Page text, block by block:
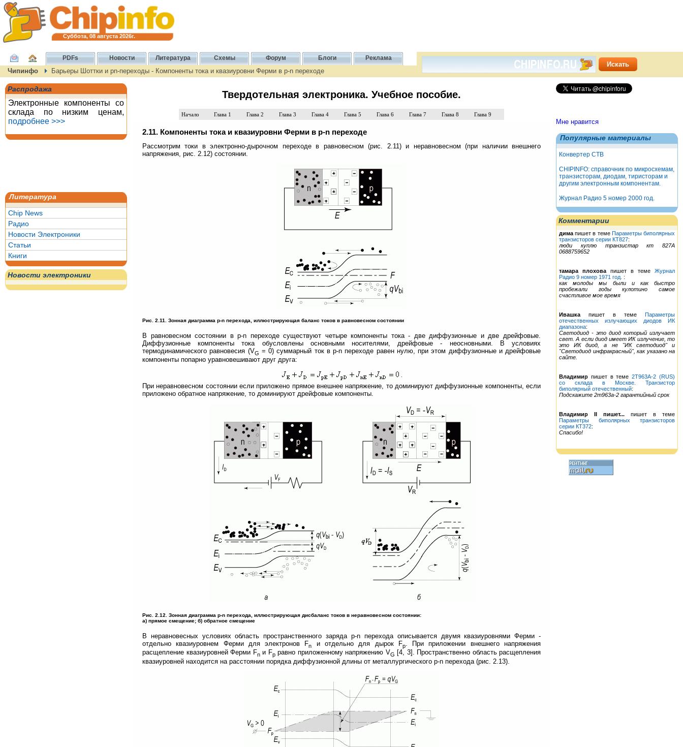
Суббота, 08 августа 2026г.
PDFs Новости Литература Схемы Форум Блоги Реклама
Чипинфо Барьеры Шоттки и pn-переходы - Компоненты тока и квазиуровни Ферми в р-n переходе
Распродажа
Электронные компоненты со
склада по низким ценам,
подробнее >>>
Литература
Chip News
Радио
Новости Электроники
Статьи
Книги
Новости электроники
Мне нравится
Популярные материалы
Конвертер СТВ
CHIPINFO: справочник по микросхемам,
транзисторам, диодам, тиристорам и
другим электронным компонентам.
Журнал Радио 5 номер 2000 год.
Комментарии
дима пишет в теме Параметры биполярных
транзисторов серии КТ827:
люди куплю транзистар кт 827А
0688759652
тамара плохова пишет в теме Журнал
Радио 9 номер 1971 год. :
как молоды мы были и как быстро
пробежали годы кулотино самое
счастливое мое время
Ивашка пишет в теме Параметры
отечественных излучающих диодов ИК
диапазона:
Светодиод - это диод который излучает
свет. А если диод имеет ИК излучение, то
это ИК диод, а не "ИК светодиод" и
"Светодиод инфракрасный", как указано на
сайте.
Владимир пишет в теме2Т963А-2 (RUS)
со склада в Москве. Транзистор
биполярный отечественный:
Подскажите 2т963а-2 гарантийный срок
Владимир II пишет... пишет в теме
Параметры биполярных транзисторов
серии КТ372:
Спасибо!
Твердотельная электроника. Учебное пособие.
Начало Глава 1 Глава 2 Глава 3 Глава 4 Глава 5 Глава 6 Глава 7 Глава 8 Глава 9
2.11. Компоненты тока и квазиуровни Ферми в р-n переходе
Рассмотрим токи в электронно-дырочном переходе в равновесном (рис. 2.11) и неравновесном (при наличии внешнего
напряжения, рис. 2.12) состоянии.
Рис. 2.11. Зонная диаграмма p-n перехода, иллюстрирующая баланс токов в равновесном состоянии
В равновесном состоянии в p-n переходе существуют четыре компоненты тока - две диффузионные и две дрейфовые.
Диффузионные компоненты тока обусловлены основными носителями, дрейфовые - неосновными. В условиях
термодинамического равновесия (VG = 0) суммарный ток в p-n переходе равен нулю, при этом диффузионные и дрейфовые
компоненты попарно уравновешивают друг друга:
При неравновесном состоянии если приложено прямое внешнее напряжение, то доминируют диффузионные компоненты, если
приложено обратное напряжение, то доминируют дрейфовые компоненты.
Рис. 2.12. Зонная диаграмма p-n перехода, иллюстрирующая дисбаланс токов в неравновесном состоянии:
а) прямое смещение; б) обратное смещение
В неравновесных условиях область пространственного заряда p-n перехода описывается двумя квазиуровнями Ферми -
отдельно квазиуровнем Ферми для электронов Fn и отдельно для дырок Fp
. При приложении внешнего напряжения
расщепление квазиуровней Ферми Fnи Fpравно приложенному напряжению VG [4, 3]. Пространственно область расщепления
квазиуровней находится на расстоянии порядка диффузионной длины от металлургического p-n перехода (рис. 2.13).